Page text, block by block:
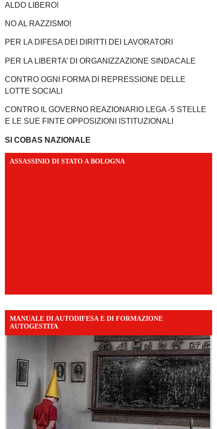
ALDO LIBERO!
NO AL RAZZISMO!
PER LA DIFESA DEI DIRITTI DEI LAVORATORI
PER LA LIBERTA’ DI ORGANIZZAZIONE SINDACALE
CONTRO OGNI FORMA DI REPRESSIONE DELLE
LOTTE SOCIALI
CONTRO IL GOVERNO REAZIONARIO LEGA -5 STELLE
E LE SUE FINTE OPPOSIZIONI ISTITUZIONALI
SI COBAS NAZIONALE
ASSASSINIO DI STATO A BOLOGNA
MANUALE DI AUTODIFESA E DI FORMAZIONE
AUTOGESTITA